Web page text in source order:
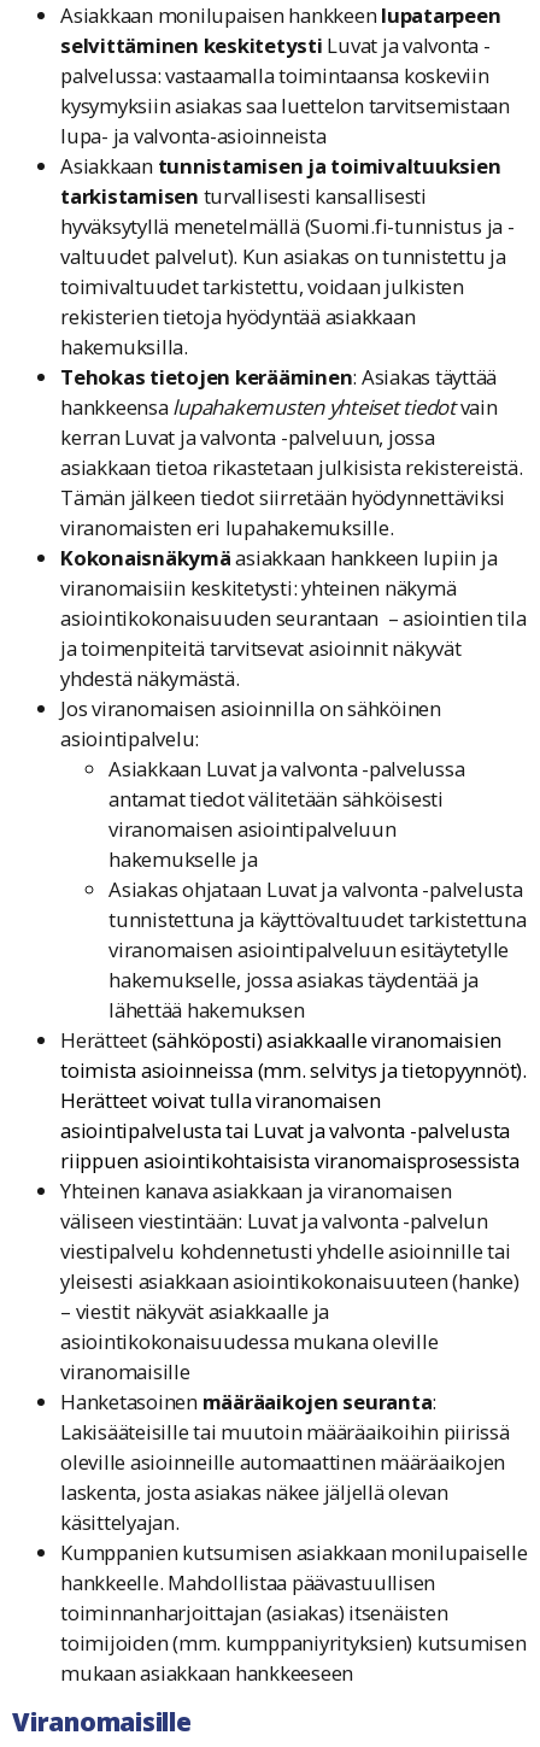
Asiakkaan monilupaisen hankkeenlupatarpeen
selvittäminen keskitetysti Luvat ja valvonta -
palvelussa: vastaamalla toimintaansa koskeviin
kysymyksiin asiakas saa luettelon tarvitsemistaan
lupa- ja valvonta-asioinneista
Asiakkaan tunnistamisen ja toimivaltuuksien
tarkistamisen turvallisesti kansallisesti
hyväksytyllä menetelmällä (Suomi.fi-tunnistus ja -
valtuudet palvelut). Kun asiakas on tunnistettu ja
toimivaltuudet tarkistettu, voidaan julkisten
rekisterien tietoja hyödyntää asiakkaan
hakemuksilla.
Tehokas tietojen kerääminen: Asiakas täyttää
hankkeensalupahakemusten yhteiset tiedotvain
kerran Luvat ja valvonta -palveluun, jossa
asiakkaan tietoa rikastetaan julkisista rekistereistä.
Tämän jälkeen tiedot siirretään hyödynnettäviksi
viranomaisten eri lupahakemuksille.
Kokonaisnäkymäasiakkaan hankkeen lupiin ja
viranomaisiin keskitetysti: yhteinen näkymä
asiointikokonaisuuden seurantaan – asiointien tila
ja toimenpiteitä tarvitsevat asioinnit näkyvät
yhdestä näkymästä.
Jos viranomaisen asioinnilla on sähköinen
asiointipalvelu:
Asiakkaan Luvat ja valvonta -palvelussa
antamat tiedot välitetään sähköisesti
viranomaisen asiointipalveluun
hakemukselle ja
Asiakas ohjataan Luvat ja valvonta -palvelusta
tunnistettuna ja käyttövaltuudet tarkistettuna
viranomaisen asiointipalveluun esitäytetylle
hakemukselle, jossa asiakas täydentää ja
lähettää hakemuksen
Herätteet(sähköposti) asiakkaalle viranomaisien
toimista asioinneissa (mm. selvitys ja tietopyynnöt).
Herätteet voivat tulla viranomaisen
asiointipalvelusta tai Luvat ja valvonta -palvelusta
riippuen asiointikohtaisista viranomaisprosessista
Yhteinen kanava asiakkaan ja viranomaisen
väliseen viestintään: Luvat ja valvonta -palvelun
viestipalvelu kohdennetusti yhdelle asioinnille tai
yleisesti asiakkaan asiointikokonaisuuteen (hanke)
– viestit näkyvät asiakkaalle ja
asiointikokonaisuudessa mukana oleville
viranomaisille
Hanketasoinen määräaikojen seuranta:
Lakisääteisille tai muutoin määräaikoihin piirissä
oleville asioinneille automaattinen määräaikojen
laskenta, josta asiakas näkee jäljellä olevan
käsittelyajan.
Kumppanien kutsumisen asiakkaan monilupaiselle
hankkeelle. Mahdollistaa päävastuullisen
toiminnanharjoittajan (asiakas) itsenäisten
toimijoiden (mm. kumppaniyrityksien) kutsumisen
mukaan asiakkaan hankkeeseen
Viranomaisille